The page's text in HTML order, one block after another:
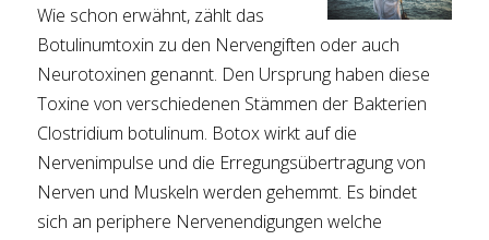
Wie schon erwähnt, zählt das
Botulinumtoxin zu den Nervengiften oder auch
Neurotoxinen genannt. Den Ursprung haben diese
Toxine von verschiedenen Stämmen der Bakterien
Clostridium botulinum. Botox wirkt auf die
Nervenimpulse und die Erregungsübertragung von
Nerven und Muskeln werden gehemmt. Es bindet
sich an periphere Nervenendigungen welche